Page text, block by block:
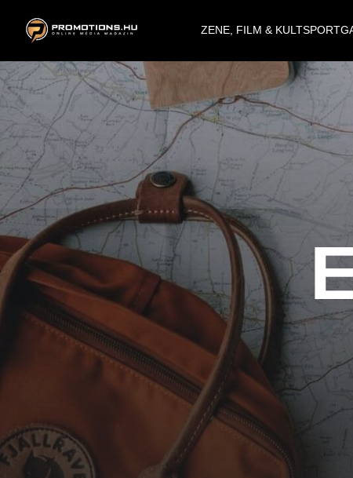
ZENE, FILM & KULTSPORT